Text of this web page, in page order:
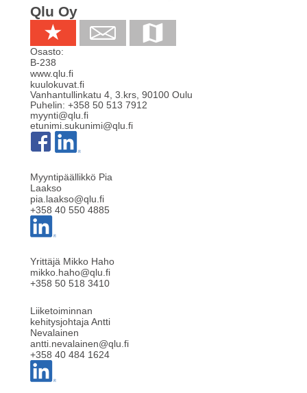
Qlu Oy
Osasto:
B-238
www.qlu.fi
kuulokuvat.fi
Vanhantullinkatu 4, 3.krs 90100 Oulu
Puhelin: +358 50 513 7912
myynti@qlu.fi
etunimi.sukunimi@qlu.fi
Myyntipäällikkö Pia
Laakso
pia.laakso@qlu.fi
+358 40 550 4885
Yrittäjä Mikko Haho
mikko.haho@qlu.fi
+358 50 518 3410
Liiketoiminnan
kehitysjohtaja Antti
Nevalainen
antti.nevalainen@qlu.fi
+358 40 484 1624